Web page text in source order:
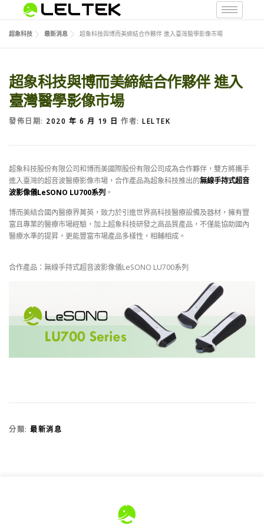
超象科技 最新消息 超象科技與博而美締結合作夥伴 進入臺灣醫學影像市場
超象科技與博而美締結合作夥伴 進入
臺灣醫學影像市場
發佈日期: 2020 年 6 月 19 日 作者: LELTEK
超象科技股份有限公司和博而美國際股份有限公司成為合作夥伴，雙方將攜手
進入臺灣的超音波醫療影像市場，合作產品為超象科技推出的無線手持式超音
波影像儀LeSONO LU700系列 。
博而美結合國內醫療界菁英，致力於引進世界高科技醫療設備及器材，擁有豐
富且專業的醫療市場經驗，加上超象科技研發之高品質產品，不僅能協助國內
醫療水準的提昇，更能豐富市場產品多樣性，相輔相成。
合作產品：無線手持式超音波影像儀LeSONO LU700系列
分類: 最新消息